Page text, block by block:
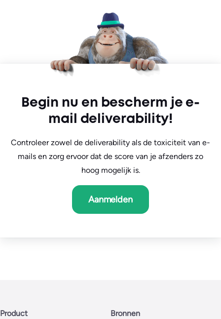
Everything from Pro plus:
Multi-organizational set-up
Custom Agreements
Begin nu en bescherm je e-
mail deliverability!
Controleer zowel de deliverability als de toxiciteit van e-
mails en zorg ervoor dat de score van je afzenders zo
hoog mogelijk is.
Aanmelden
Product Bronnen